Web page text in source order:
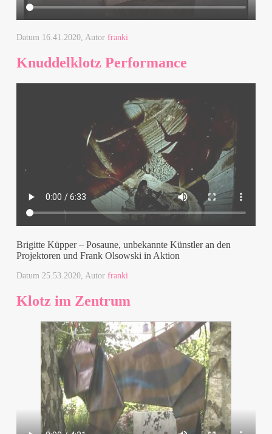
Datum 16.41.2020 , Autorfranki
Knuddelklotz Performance
Brigitte Küpper – Posaune, unbekannte Künstler an den
Projektoren und Frank Olsowski in Aktion
Datum 25.53.2020 , Autorfranki
Klotz im Zentrum